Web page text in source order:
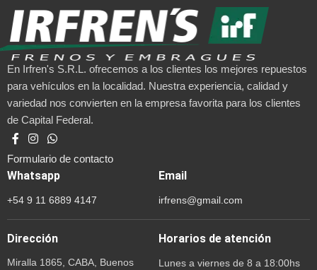
En Irfren's S.R.L. ofrecemos a los clientes los mejores repuestos
para vehículos en la localidad. Nuestra experiencia, calidad y
variedad nos convierten en la empresa favorita para los clientes
de Capital Federal.
Formulario de contacto
Whatsapp
+54 9 11 6889 4147
Email
irfrens@gmail.com
Dirección
Miralla 1865, CABA, Buenos
Horarios de atención
Lunes a viernes de 8 a 18:00hs